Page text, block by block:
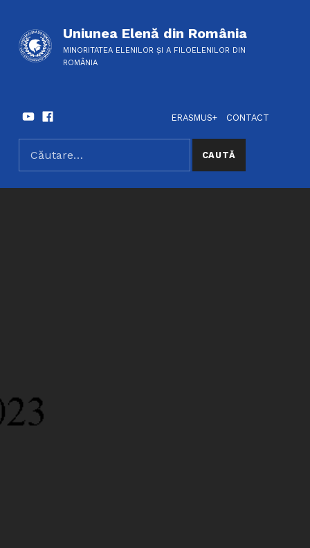
Uniunea Elenă din România
MINORITATEA ELENILOR ȘI A FILOELENILOR DIN
ROMÂNIA
SOCIAL LINKS
YoutubeFacebook
ERASMUS+
CONTACT
SEARCH THE SITE
Caută după: